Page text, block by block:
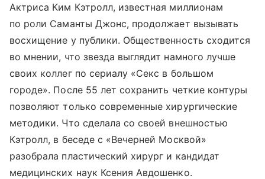
Актриса Ким Кэтролл, известная миллионам
по роли Саманты Джонс, продолжает вызывать
восхищение у публики. Общественность сходится
во мнении, что звезда выглядит намного лучше
своих коллег по сериалу «Секс в большом
городе». После 55 лет сохранить четкие контуры
позволяют только современные хирургические
методики. Что сделала со своей внешностью
Кэтролл, в беседе с «Вечерней Москвой»
разобрала пластический хирург и кандидат
медицинских наук Ксения Авдошенко.